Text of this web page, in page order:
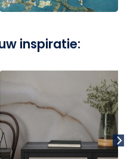
inspiratie: